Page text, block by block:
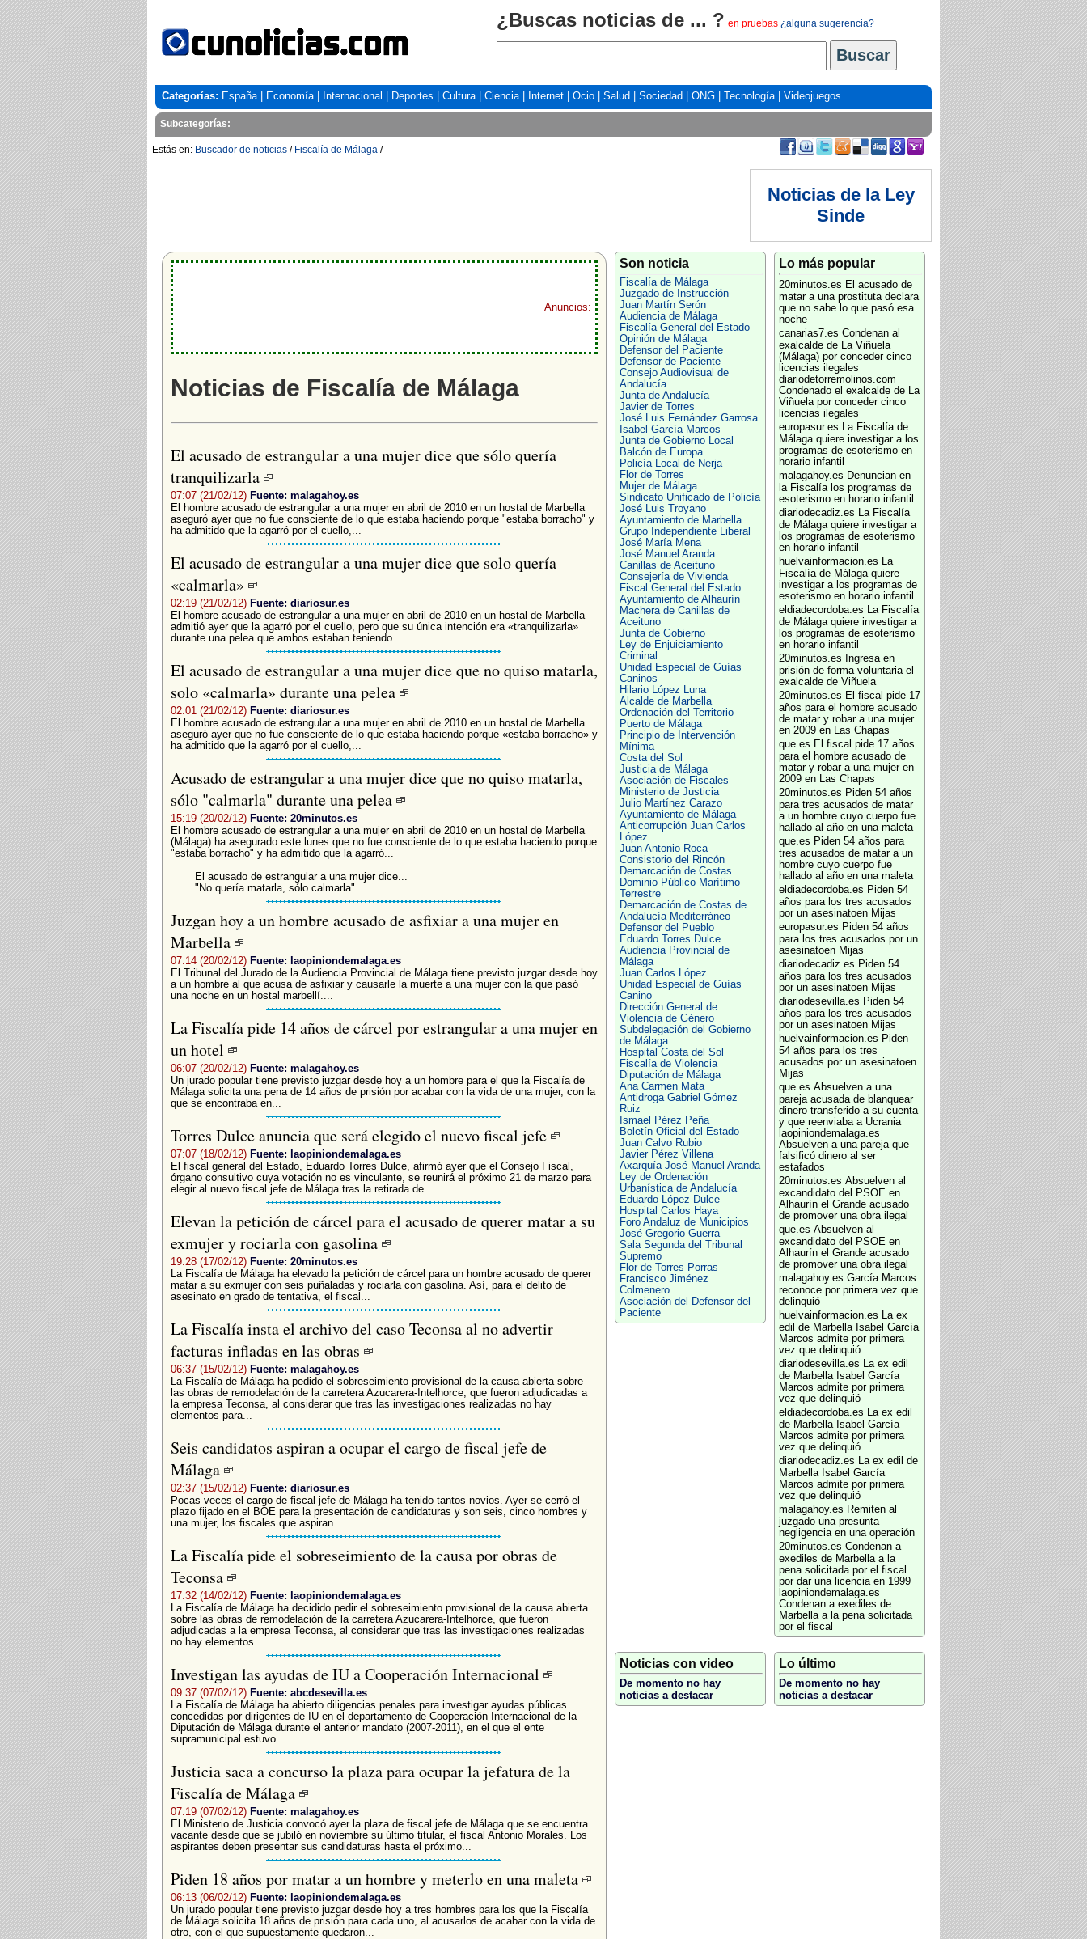
¿Buscas noticias de ... ? en pruebas ¿alguna sugerencia?
Categorías: España| Economía| Internacional Deportes Cultura| Ciencia| Internet Ocio Salud Sociedad ONG Tecnología| Videojuegos
Subcategorías:
Estás en: Buscador de noticias / Fiscalía de Málaga /
Noticias de la Ley
Sinde
Anuncios:
Noticias de Fiscalía de Málaga
El acusado de estrangular a una mujer dice que sólo quería
tranquilizarla
07:07 (21/02/12) Fuente: malagahoy.es
El hombre acusado de estrangular a una mujer en abril de 2010 en un hostal de Marbella
aseguró ayer que no fue consciente de lo que estaba haciendo porque "estaba borracho" y
ha admitido que la agarró por el cuello,...
El acusado de estrangular a una mujer dice que solo quería
«calmarla»
02:19 (21/02/12) Fuente: diariosur.es
El hombre acusado de estrangular a una mujer en abril de 2010 en un hostal de Marbella
admitió ayer que la agarró por el cuello, pero que su única intención era «tranquilizarla»
durante una pelea que ambos estaban teniendo....
El acusado de estrangular a una mujer dice que no quiso matarla,
solo «calmarla» durante una pelea
02:01 (21/02/12) Fuente: diariosur.es
El hombre acusado de estrangular a una mujer en abril de 2010 en un hostal de Marbella
aseguró ayer que no fue consciente de lo que estaba haciendo porque «estaba borracho» y
ha admitido que la agarró por el cuello,...
Acusado de estrangular a una mujer dice que no quiso matarla,
sólo "calmarla" durante una pelea
15:19 (20/02/12) Fuente: 20minutos.es
El hombre acusado de estrangular a una mujer en abril de 2010 en un hostal de Marbella
(Málaga) ha asegurado este lunes que no fue consciente de lo que estaba haciendo porque
"estaba borracho" y ha admitido que la agarró...
El acusado de estrangular a una mujer dice...
"No quería matarla, sólo calmarla"
Juzgan hoy a un hombre acusado de asfixiar a una mujer en
Marbella
07:14 (20/02/12) Fuente: laopiniondemalaga.es
El Tribunal del Jurado de la Audiencia Provincial de Málaga tiene previsto juzgar desde hoy
a un hombre al que acusa de asfixiar y causarle la muerte a una mujer con la que pasó
una noche en un hostal marbellí....
La Fiscalía pide 14 años de cárcel por estrangular a una mujer en
un hotel
06:07 (20/02/12) Fuente: malagahoy.es
Un jurado popular tiene previsto juzgar desde hoy a un hombre para el que la Fiscalía de
Málaga solicita una pena de 14 años de prisión por acabar con la vida de una mujer, con la
que se encontraba en...
Torres Dulce anuncia que será elegido el nuevo fiscal jefe
07:07 (18/02/12) Fuente: laopiniondemalaga.es
El fiscal general del Estado, Eduardo Torres Dulce, afirmó ayer que el Consejo Fiscal,
órgano consultivo cuya votación no es vinculante, se reunirá el próximo 21 de marzo para
elegir al nuevo fiscal jefe de Málaga tras la retirada de...
Elevan la petición de cárcel para el acusado de querer matar a su
exmujer y rociarla con gasolina
19:28 (17/02/12) Fuente: 20minutos.es
La Fiscalía de Málaga ha elevado la petición de cárcel para un hombre acusado de querer
matar a su exmujer con seis puñaladas y rociarla con gasolina. Así, para el delito de
asesinato en grado de tentativa, el fiscal...
La Fiscalía insta el archivo del caso Teconsa al no advertir
facturas infladas en las obras
06:37 (15/02/12) Fuente: malagahoy.es
La Fiscalía de Málaga ha pedido el sobreseimiento provisional de la causa abierta sobre
las obras de remodelación de la carretera Azucarera-Intelhorce, que fueron adjudicadas a
la empresa Teconsa, al considerar que tras las investigaciones realizadas no hay
elementos para...
Seis candidatos aspiran a ocupar el cargo de fiscal jefe de
Málaga
02:37 (15/02/12) Fuente: diariosur.es
Pocas veces el cargo de fiscal jefe de Málaga ha tenido tantos novios. Ayer se cerró el
plazo fijado en el BOE para la presentación de candidaturas y son seis, cinco hombres y
una mujer, los fiscales que aspiran...
La Fiscalía pide el sobreseimiento de la causa por obras de
Teconsa
17:32 (14/02/12) Fuente: laopiniondemalaga.es
La Fiscalía de Málaga ha decidido pedir el sobreseimiento provisional de la causa abierta
sobre las obras de remodelación de la carretera Azucarera-Intelhorce, que fueron
adjudicadas a la empresa Teconsa, al considerar que tras las investigaciones realizadas
no hay elementos...
Investigan las ayudas de IU a Cooperación Internacional
09:37 (07/02/12) Fuente: abcdesevilla.es
La Fiscalía de Málaga ha abierto diligencias penales para investigar ayudas públicas
concedidas por dirigentes de IU en el departamento de Cooperación Internacional de la
Diputación de Málaga durante el anterior mandato (2007-2011), en el que el ente
supramunicipal estuvo...
Justicia saca a concurso la plaza para ocupar la jefatura de la
Fiscalía de Málaga
07:19 (07/02/12) Fuente: malagahoy.es
El Ministerio de Justicia convocó ayer la plaza de fiscal jefe de Málaga que se encuentra
vacante desde que se jubiló en noviembre su último titular, el fiscal Antonio Morales. Los
aspirantes deben presentar sus candidaturas hasta el próximo...
Piden 18 años por matar a un hombre y meterlo en una maleta
06:13 (06/02/12) Fuente: laopiniondemalaga.es
Un jurado popular tiene previsto juzgar desde hoy a tres hombres para los que la Fiscalía
de Málaga solicita 18 años de prisión para cada uno, al acusarlos de acabar con la vida de
otro, con el que supuestamente quedaron...
Son noticia
Fiscalía de Málaga
Juzgado de Instrucción
Juan Martín Serón
Audiencia de Málaga
Fiscalía General del Estado
Opinión de Málaga
Defensor del Paciente
Defensor de Paciente
Consejo Audiovisual de
Andalucía
Junta de Andalucía
Javier de Torres
José Luis Fernández Garrosa
Isabel García Marcos
Junta de Gobierno Local
Balcón de Europa
Policía Local de Nerja
Flor de Torres
Mujer de Málaga
Sindicato Unificado de Policía
José Luis Troyano
Ayuntamiento de Marbella
Grupo Independiente Liberal
José María Mena
José Manuel Aranda
Canillas de Aceituno
Consejería de Vivienda
Fiscal General del Estado
Ayuntamiento de Alhaurín
Machera de Canillas de
Aceituno
Junta de Gobierno
Ley de Enjuiciamiento
Criminal
Unidad Especial de Guías
Caninos
Hilario López Luna
Alcalde de Marbella
Ordenación del Territorio
Puerto de Málaga
Principio de Intervención
Mínima
Costa del Sol
Justicia de Málaga
Asociación de Fiscales
Ministerio de Justicia
Julio Martínez Carazo
Ayuntamiento de Málaga
Anticorrupción Juan Carlos
López
Juan Antonio Roca
Consistorio del Rincón
Demarcación de Costas
Dominio Público Marítimo
Terrestre
Demarcación de Costas de
Andalucía Mediterráneo
Defensor del Pueblo
Eduardo Torres Dulce
Audiencia Provincial de
Málaga
Juan Carlos López
Unidad Especial de Guías
Canino
Dirección General de
Violencia de Género
Subdelegación del Gobierno
de Málaga
Hospital Costa del Sol
Fiscalía de Violencia
Diputación de Málaga
Ana Carmen Mata
Antidroga Gabriel Gómez
Ruiz
Ismael Pérez Peña
Boletín Oficial del Estado
Juan Calvo Rubio
Javier Pérez Villena
Axarquía José Manuel Aranda
Ley de Ordenación
Urbanística de Andalucía
Eduardo López Dulce
Hospital Carlos Haya
Foro Andaluz de Municipios
José Gregorio Guerra
Sala Segunda del Tribunal
Supremo
Flor de Torres Porras
Francisco Jiménez
Colmenero
Asociación del Defensor del
Paciente
Lo más popular
20minutos.es El acusado de
matar a una prostituta declara
que no sabe lo que pasó esa
noche
canarias7.es Condenan al
exalcalde de La Viñuela
(Málaga) por conceder cinco
licencias ilegales
diariodetorremolinos.com
Condenado el exalcalde de La
Viñuela por conceder cinco
licencias ilegales
europasur.es La Fiscalía de
Málaga quiere investigar a los
programas de esoterismo en
horario infantil
malagahoy.es Denuncian en
la Fiscalía los programas de
esoterismo en horario infantil
diariodecadiz.es La Fiscalía
de Málaga quiere investigar a
los programas de esoterismo
en horario infantil
huelvainformacion.es La
Fiscalía de Málaga quiere
investigar a los programas de
esoterismo en horario infantil
eldiadecordoba.es La Fiscalía
de Málaga quiere investigar a
los programas de esoterismo
en horario infantil
20minutos.es
Ingresa en
prisión de forma voluntaria el
exalcalde de Viñuela
20minutos.es El fiscal pide 17
años para el hombre acusado
de matar y robar a una mujer
en 2009 en Las Chapas
que.es El fiscal pide 17 años
para el hombre acusado de
matar y robar a una mujer en
2009 en Las Chapas
20minutos.es Piden 54 años
para tres acusados de matar
a un hombre cuyo cuerpo fue
hallado al año en una maleta
que.es Piden 54 años para
tres acusados de matar a un
hombre cuyo cuerpo fue
hallado al año en una maleta
eldiadecordoba.es Piden 54
años para los tres acusados
por un asesinatoen Mijas
europasur.es Piden 54 años
para los tres acusados por un
asesinatoen Mijas
diariodecadiz.es Piden 54
años para los tres acusados
por un asesinatoen Mijas
diariodesevilla.es Piden 54
años para los tres acusados
por un asesinatoen Mijas
huelvainformacion.es Piden
54 años para los tres
acusados por un asesinatoen
Mijas
que.es Absuelven a una
pareja acusada de blanquear
dinero transferido a su cuenta
y que reenviaba a Ucrania
laopiniondemalaga.es
Absuelven a una pareja que
falsificó dinero al ser
estafados
20minutos.es Absuelven al
excandidato del PSOE en
Alhaurín el Grande acusado
de promover una obra ilegal
que.es Absuelven al
excandidato del PSOE en
Alhaurín el Grande acusado
de promover una obra ilegal
malagahoy.es García Marcos
reconoce por primera vez que
delinquió
huelvainformacion.es La ex
edil de Marbella Isabel García
Marcos admite por primera
vez que delinquió
diariodesevilla.es La ex edil
de Marbella Isabel García
Marcos admite por primera
vez que delinquió
eldiadecordoba.es La ex edil
de Marbella Isabel García
Marcos admite por primera
vez que delinquió
diariodecadiz.es La ex edil de
Marbella Isabel García
Marcos admite por primera
vez que delinquió
malagahoy.es Remiten al
juzgado una presunta
negligencia en una operación
20minutos.es Condenan a
exediles de Marbella a la
pena solicitada por el fiscal
por dar una licencia en 1999
laopiniondemalaga.es
Condenan a exediles de
Marbella a la pena solicitada
por el fiscal
Noticias con video
De momento no hay
noticias a destacar
Lo último
De momento no hay
noticias a destacar